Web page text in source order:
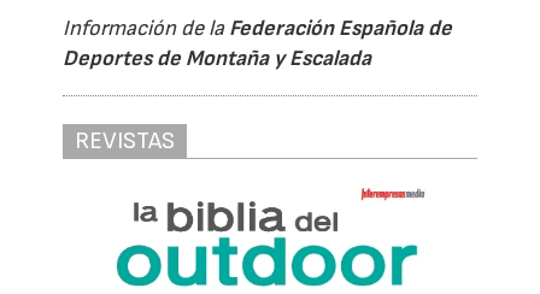
Información de la Federación Española de
Deportes de Montaña y Escalada
REVISTAS